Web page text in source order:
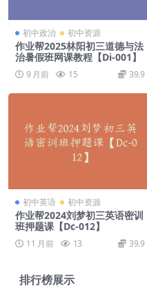
初中政治 初中资源
作业帮2025林阳初三道德与法
治暑假班网课教程【Di-001】
9 月前 15 39.9
初中英语 初中资源
作业帮2024刘梦初三英语密训
班押题课【Dc-012】
11 月前 13 39.9
排行榜展示